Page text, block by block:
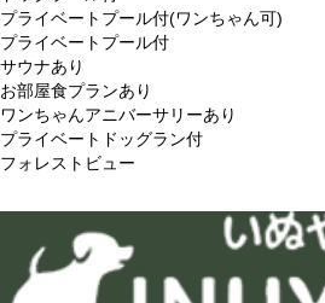
プライベートプール付(ワンちゃん可)
プライベートプール付
サウナあり
お部屋食プランあり
ワンちゃんアニバーサリーあり
プライベートドッグラン付
フォレストビュー